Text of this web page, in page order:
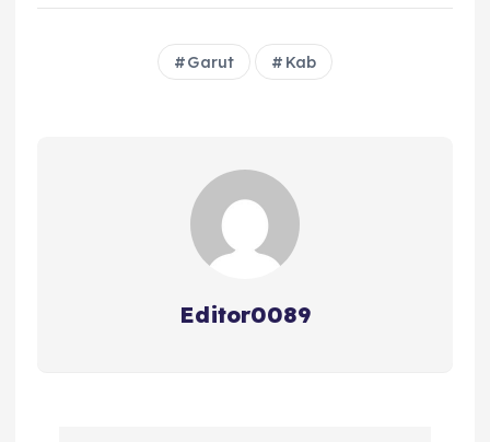
c it a
ts
A
ai
l
re
a
d
a
re
Garut Kab
Editor0089